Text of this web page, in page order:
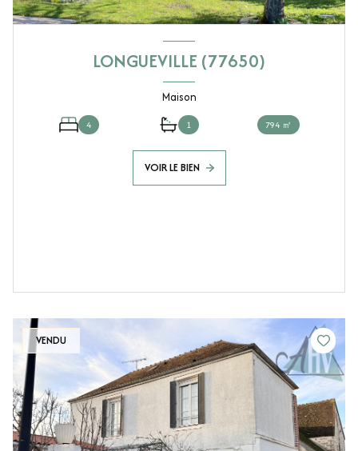
LONGUEVILLE (77650)
Maison
4 1 794 ㎡
VOIR LE BIEN
VENDU